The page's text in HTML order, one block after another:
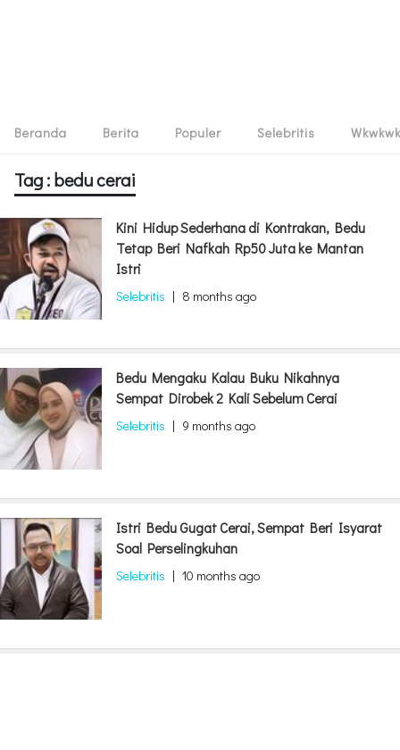
Beranda Berita Populer Selebritis Wkwkwk
Tag : bedu cerai
Kini Hidup Sederhana di Kontrakan, Bedu
Tetap Beri Nafkah Rp50 Juta ke Mantan
Istri
Selebritis | 8 months ago
Bedu Mengaku Kalau Buku Nikahnya
Sempat Dirobek 2 Kali Sebelum Cerai
Selebritis | 9 months ago
Istri Bedu Gugat Cerai, Sempat Beri Isyarat
Soal Perselingkuhan
Selebritis | 10 months ago